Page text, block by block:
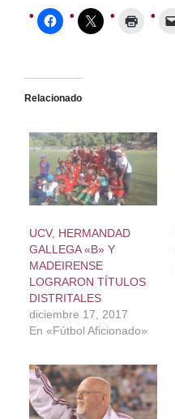
Relacionado
UCV, HERMANDAD
GALLEGA «B» Y
MADEIRENSE
LOGRARON TÍTULOS
DISTRITALES
diciembre 17, 2017
En «Fútbol Aficionado»